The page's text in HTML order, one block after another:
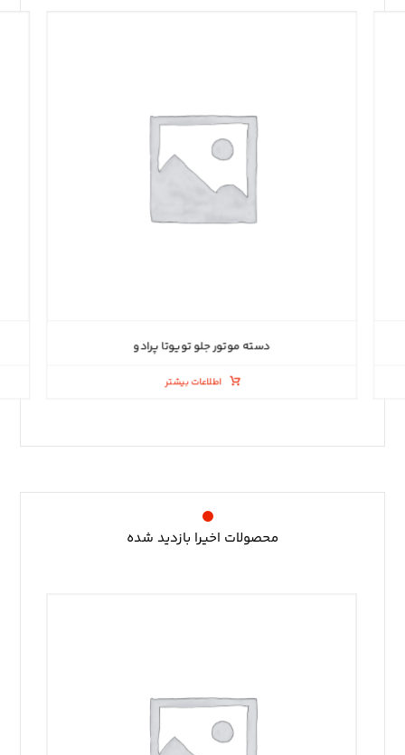
دسته موتور جلو تویوتا پرادو
اطلاعات بیشتر
محصولات اخیرا بازدید شده